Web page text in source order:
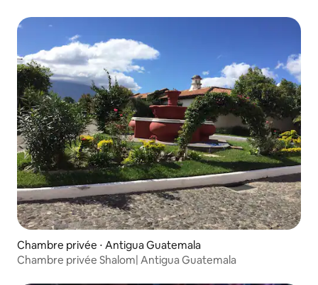
Chambre privée ⋅ Antigua Guatemala
Chambre privée Shalom| Antigua Guatemala